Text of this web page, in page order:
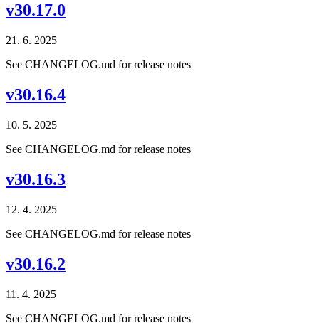
v30.17.0
21. 6. 2025
See CHANGELOG.md for release notes
v30.16.4
10. 5. 2025
See CHANGELOG.md for release notes
v30.16.3
12. 4. 2025
See CHANGELOG.md for release notes
v30.16.2
11. 4. 2025
See CHANGELOG.md for release notes